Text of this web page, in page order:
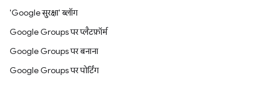
'Google सुरक्षा' ब्लॉग
Google Groups पर प्लैटफ़ॉर्म
Google Groups पर बनाना
Google Groups पर पोर्टिंग